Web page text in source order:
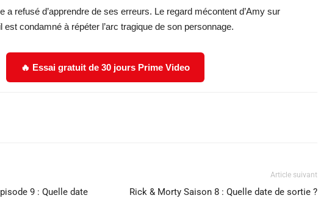
a refusé d’apprendre de ses erreurs. Le regard mécontent d’Amy sur
est condamné à répéter l’arc tragique de son personnage.
🔥 Essai gratuit de 30 jours Prime Video
9 : Quelle date
Article suivant
Rick & Morty Saison 8 : Quelle date de sortie ?